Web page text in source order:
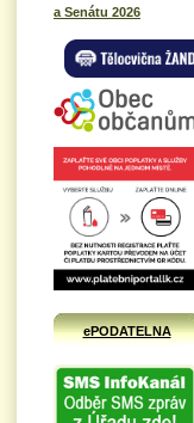
a Senátu 2026
ePODATELNA